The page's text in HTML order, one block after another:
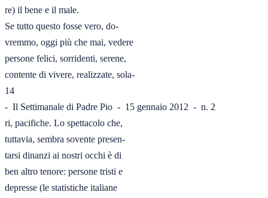
re) il bene e il male.
Se tutto questo fosse vero, do-
vremmo, oggi più che mai, vedere
persone felici, sorridenti, serene,
contente di vivere, realizzate, sola-
14
-  Il Settimanale di Padre Pio  -  15 gennaio 2012  -  n. 2
ri, pacifiche. Lo spettacolo che,
tuttavia, sembra sovente presen-
tarsi dinanzi ai nostri occhi è di
ben altro tenore: persone tristi e
depresse (le statistiche italiane